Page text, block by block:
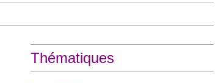
Thématiques